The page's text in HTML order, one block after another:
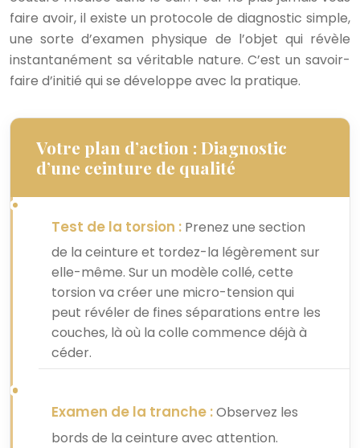
faire avoir, il existe un protocole de diagnostic simple,
une sorte d’examen physique de l’objet qui révèle
instantanément sa véritable nature. C’est un savoir-
faire d’initié qui se développe avec la pratique.
Votre plan d’action : Diagnostic
d’une ceinture de qualité
Test de la torsion : Prenez une section
de la ceinture et tordez-la légèrement sur
elle-même. Sur un modèle collé, cette
torsion va créer une micro-tension qui
peut révéler de fines séparations entre les
couches, là où la colle commence déjà à
céder.
Examen de la tranche :Observez les
bords de la ceinture avec attention.